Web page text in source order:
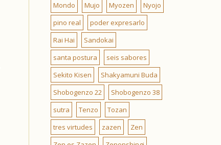
Mondo
Mujo Myozen
Nyojo
pino real
poder expresarlo
Rai Hai
Sandokai
santa postura
seis sabores
Sekito Kisen
Shakyamuni Buda
Shobogenzo 22
Shobogenzo 38
sutra
Tenzo
Tozan
tres virtudes
zazen
Zen